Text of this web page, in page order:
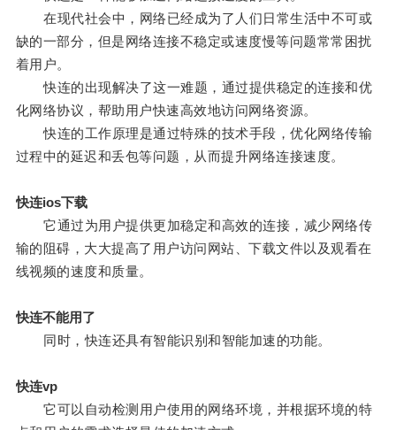
在现代社会中，网络已经成为了人们日常生活中不可或
缺的一部分，但是网络连接不稳定或速度慢等问题常常困扰
着用户。
快连的出现解决了这一难题，通过提供稳定的连接和优
化网络协议，帮助用户快速高效地访问网络资源。
快连的工作原理是通过特殊的技术手段，优化网络传输
过程中的延迟和丢包等问题，从而提升网络连接速度。
快连ios下载
它通过为用户提供更加稳定和高效的连接，减少网络传
输的阻碍，大大提高了用户访问网站、下载文件以及观看在
线视频的速度和质量。
快连不能用了
同时，快连还具有智能识别和智能加速的功能。
快连vp
它可以自动检测用户使用的网络环境，并根据环境的特